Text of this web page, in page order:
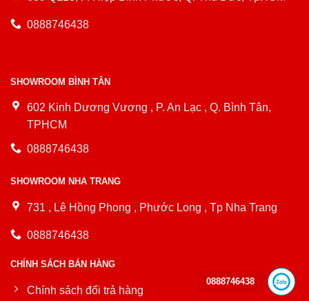
0888746438
SHOWROOM BÌNH TÂN
602 Kinh Dương Vương , P. An Lạc , Q. Bình Tân,
TPHCM
0888746438
SHOWROOM NHA TRANG
731 , Lê Hồng Phong , Phước Long , Tp Nha Trang
0888746438
CHÍNH SÁCH BÁN HÀNG
Chính sách đổi trả hàng
0888746438